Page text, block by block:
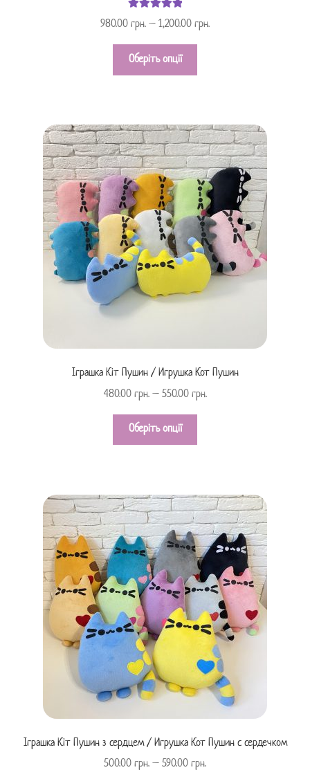
Оцінено в
980.00 грн. – 1,200.00 грн.
Оберіть опції
Іграшка Кіт Пушин / Игрушка Кот Пушин
480.00 грн.– 550.00 грн.
Оберіть опції
Іграшка Кіт Пушин з сердцем / Игрушка Кот Пушин с сердечком
500.00 грн. – 590.00 грн.